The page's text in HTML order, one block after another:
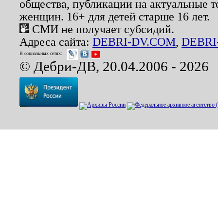
общества, публикации на актуальные
женщин. 16+ для детей старше 16 лет.
СМИ не получает субсидий.
Адреса сайта: DEBRI-DV.COM,
В социальных сетях:
© Дебри-ДВ, 20.04.2006 - 2026